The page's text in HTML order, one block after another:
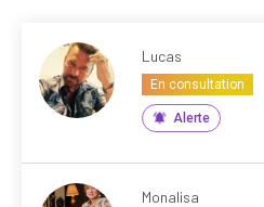
Lucas
En consultation
Alerte
Monalisa